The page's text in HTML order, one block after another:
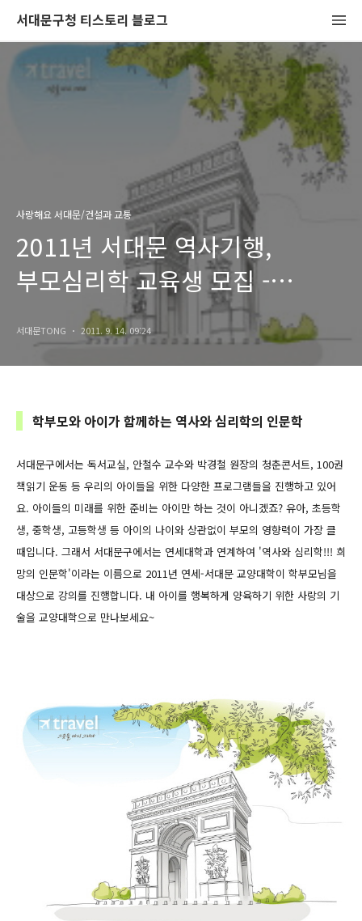
서대문구청 티스토리 블로그
사랑해요 서대문/건설과 교통
2011년 서대문 역사기행,
부모심리학 교육생 모집 -
초등학생, 중학생, 고등학생
자녀를 둔 학부모를 위한
서대문TONG 2011. 9. 14. 09:24
학부모와 아이가 함께하는 역사와 심리학의 인문학
서대문구에서는 독서교실, 안철수 교수와 박경철 원장의 청춘콘서트, 100권
책읽기 운동 등 우리의 아이들을 위한 다양한 프로그램들을 진행하고 있어
요. 아이들의 미래를 위한 준비는 아이만 하는 것이 아니겠죠? 유아, 초등학
생, 중학생, 고등학생 등 아이의 나이와 상관없이 부모의 영향력이 가장 클
때입니다. 그래서 서대문구에서는 연세대학과 연계하여 '역사와 심리학!!! 희
망의 인문학'이라는 이름으로 2011년 연세-서대문 교양대학이 학부모님을
대상으로 강의를 진행합니다. 내 아이를 행복하게 양육하기 위한 사랑의 기
술을 교양대학으로 만나보세요~